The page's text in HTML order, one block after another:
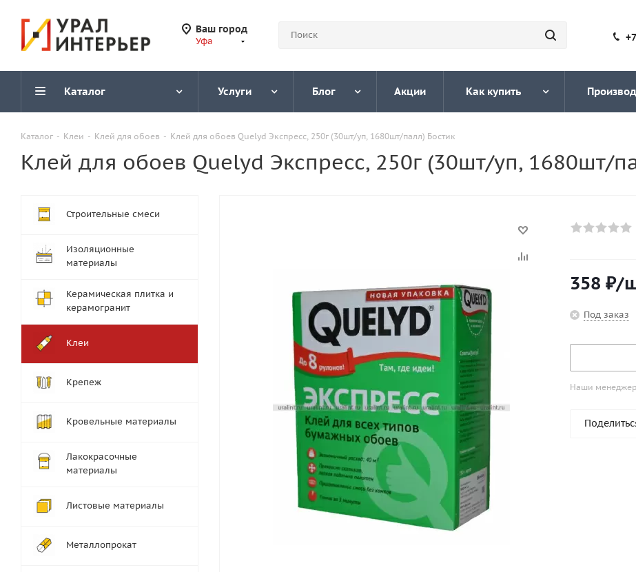
Ваш город
Уфа
Каталог Услуги Блог Акции Как купить
Каталог - Клеи - Клей для обоев - Клей для обоев Quelyd Экспресс, 250г (30шт/уп, 1680шт/палл) Бостик
Клей для обоев Quelyd Экспресс, 250г (30шт/уп, 1680шт/
358 ₽/
Под заказ
Наши
Строительные смеси
Изоляционные
материалы
Керамическая плитка и
керамогранит
Клеи
Крепеж
Кровельные материалы
Лакокрасочные
материалы
Листовые материалы
Металлопрокат